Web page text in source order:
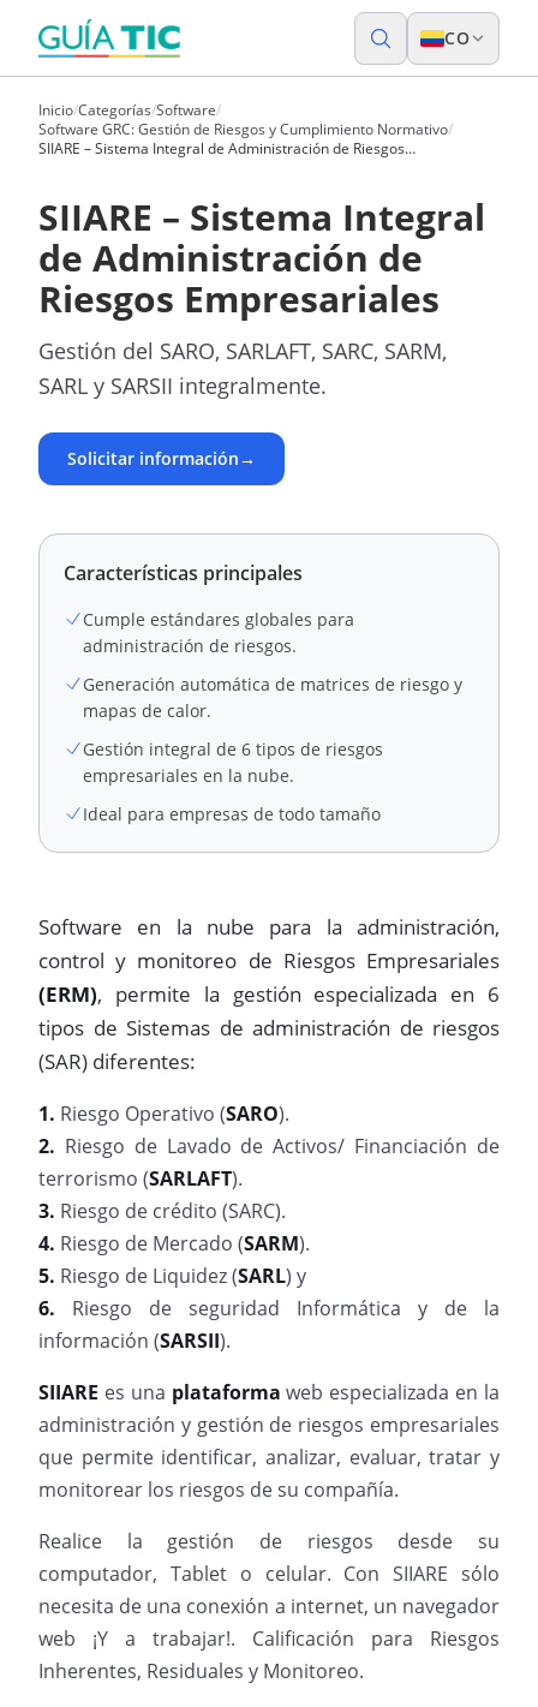
CO
Inicio/Categorías/Software/
Software GRC: Gestión de Riesgos y Cumplimiento Normativo/
SIIARE – Sistema Integral de Administración de Riesgos
SIIARE – Sistema Integral
de Administración de
Riesgos Empresariales
Gestión del SARO, SARLAFT, SARC, SARM,
SARL y SARSII integralmente.
Solicitar información→
Características principales
Cumple estándares globales para
administración de riesgos.
Generación automática de matrices de riesgo y
mapas de calor.
Gestión integral de 6 tipos de riesgos
empresariales en la nube.
Ideal para empresas de todo tamaño
Software en la nube para la administración,
control y monitoreo de Riesgos Empresariales
(ERM), permite la gestión especializada en 6
tipos de Sistemas de administración de riesgos
(SAR) diferentes:
1. Riesgo Operativo (SARO).
2. Riesgo de Lavado de Activos/ Financiación de
terrorismo (SARLAFT).
3. Riesgo de crédito (SARC).
4. Riesgo de Mercado (SARM).
5. Riesgo de Liquidez (SARL) y
6. Riesgo de seguridad Informática y de la
información (SARSII).
SIIARE es una plataforma web especializada en la
administración y gestión de riesgos empresariales
que permite identificar, analizar, evaluar, tratar y
monitorear los riesgos de su compañía.
Realice la gestión de riesgos desde su
computador, Tablet o celular. Con SIIARE sólo
necesita de una conexión a internet, un navegador
web ¡Y a trabajar!. Calificación para Riesgos
Inherentes, Residuales y Monitoreo.